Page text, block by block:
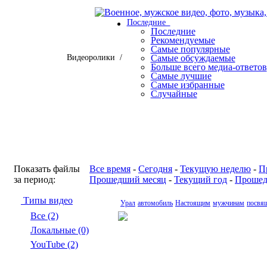
Видеоролики /
Последние
Последние
Рекомендуемые
Самые популярные
Самые обсуждаемые
Больше всего медиа-ответов
Самые лучшие
Самые избранные
Случайные
Показать файлы
за период:
Все время - Сегодня - Текущую неделю -
Прошедший месяц - Текущий год -
Типы видео
Все (2)
Локальные (0)
YouTube (2)
Урал автомобиль Настоящим мужчинам